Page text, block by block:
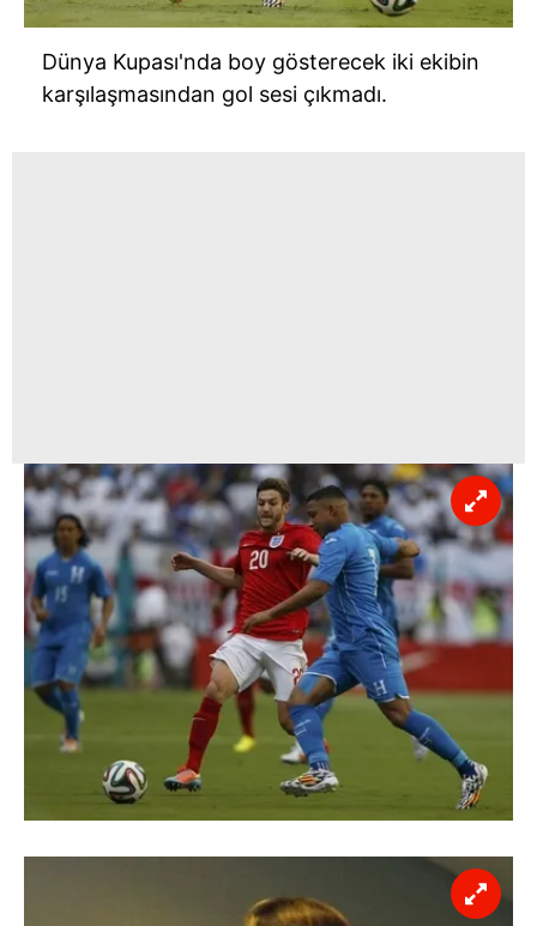
Dünya Kupası'nda boy gösterecek iki ekibin
karşılaşmasından gol sesi çıkmadı.